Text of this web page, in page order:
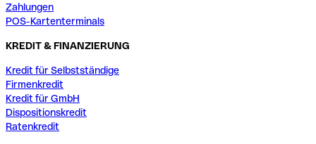
Zahlungen
POS-Kartenterminals
KREDIT & FINANZIERUNG
Kredit für Selbstständige
Firmenkredit
Kredit für GmbH
Dispositionskredit
Ratenkredit